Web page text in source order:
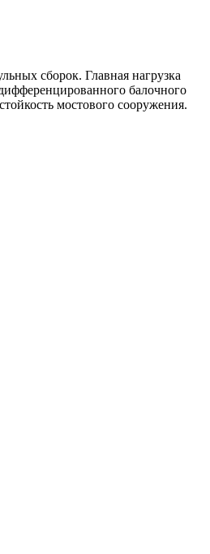
сборок. Главная нагрузка
балочного
мостового сооружения.